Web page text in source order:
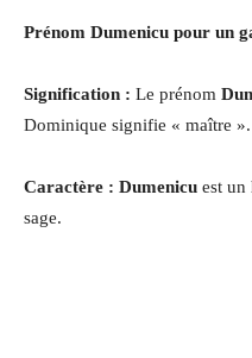
Prénom Dumenicu pour un
Signification : Le prénom
Dominique signifie « maître ».
Caractère : Dumenicu est un
sage.